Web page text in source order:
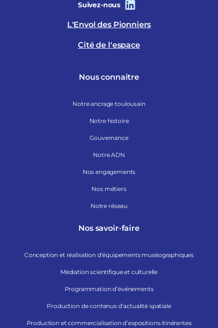
Suivez-nous
L'Envol des Pionniers
Cité de l'espace
Nous connaitre
Notre ancrage toulousain
Notre histoire
Gouvernance
Notre ADN
Nos engagements
Nos métiers
Notre réseau
Nos savoir-faire
Conception et réalisation d’équipements muséographiques
Médiation scientifique et culturelle
Programmation d’événements
Production de contenus d’actualité spatiale
Production et commercialisation d’expositions itinérantes